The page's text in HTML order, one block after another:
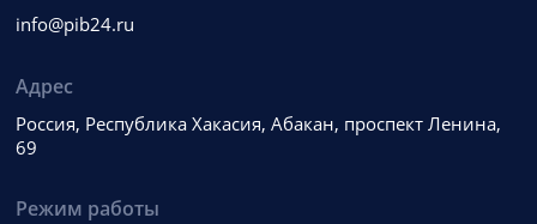
info@pib24.ru
Адрес
Россия, Республика Хакасия, Абакан, проспект Ленина,
69
Режим работы